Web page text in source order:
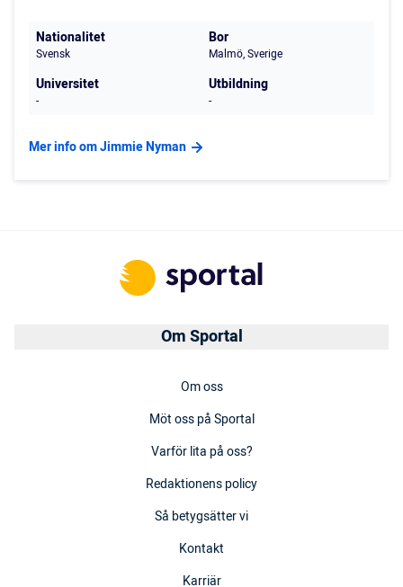
Nationalitet
Svensk
Bor
Malmö, Sverige
Universitet
-
Utbildning
-
Mer info om Jimmie Nyman
Om Sportal
Om oss
Möt oss på Sportal
Varför lita på oss?
Redaktionens policy
Så betygsätter vi
Kontakt
Karriär